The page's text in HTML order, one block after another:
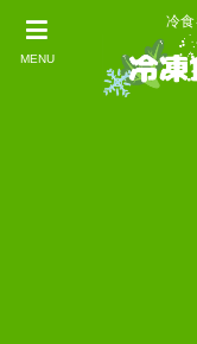
MENU
冷